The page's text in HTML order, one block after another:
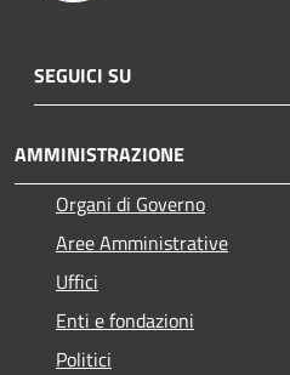
SEGUICI SU
AMMINISTRAZIONE
Organi di Governo
Aree Amministrative
Uffici
Enti e fondazioni
Politici